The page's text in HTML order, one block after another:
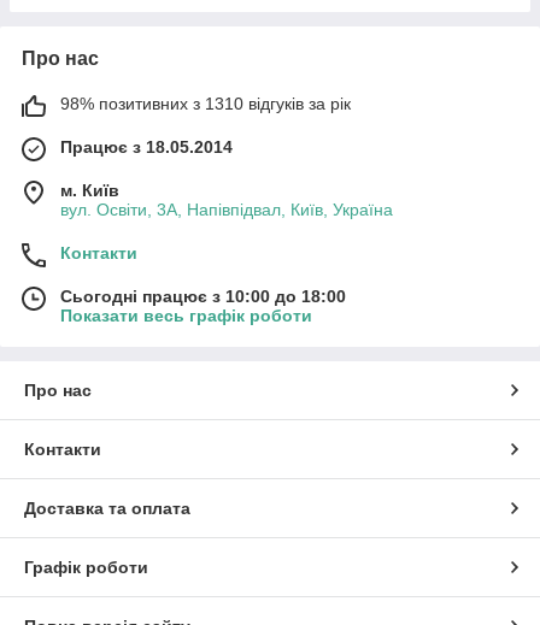
Про нас
98% позитивних з 1310 відгуків за рік
Працює з 18.05.2014
м. Київ
вул. Освіти, 3А, Напівпідвал, Київ, Україна
Контакти
Сьогодні працює з 10:00 до 18:00
Показати весь графік роботи
Про нас
Контакти
Доставка та оплата
Графік роботи